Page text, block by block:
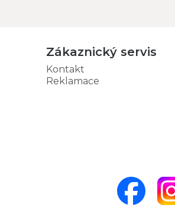
Zákaznický servis
Kontakt
Reklamace